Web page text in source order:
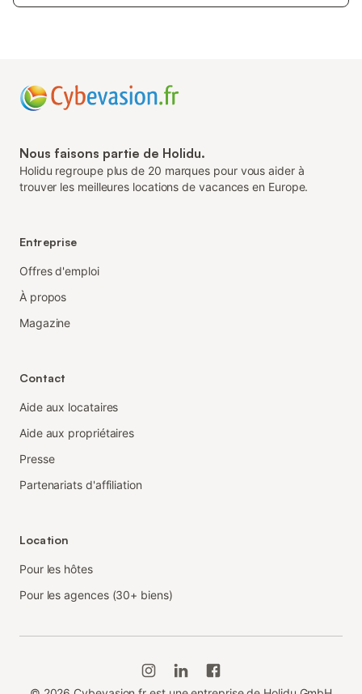
Nous faisons partie de Holidu.
Holidu regroupe plus de 20 marques pour vous aider à
trouver les meilleures locations de vacances en Europe.
Entreprise
Offres d'emploi
À propos
Magazine
Contact
Aide aux locataires
Aide aux propriétaires
Presse
Partenariats d'affiliation
Location
Pour les hôtes
Pour les agences (30+ biens)